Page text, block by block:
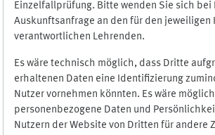
Einzelfallprüfung. Bitte wenden Sie sich bei
Auskunftsanfrage an den für den jeweiligen
verantwortlichen Lehrenden.
Es wäre technisch möglich, dass Dritte
erhaltenen Daten eine Identifizierung
Nutzer vornehmen könnten. Es wäre
personenbezogene Daten und
Nutzern der Website von Dritten für andere